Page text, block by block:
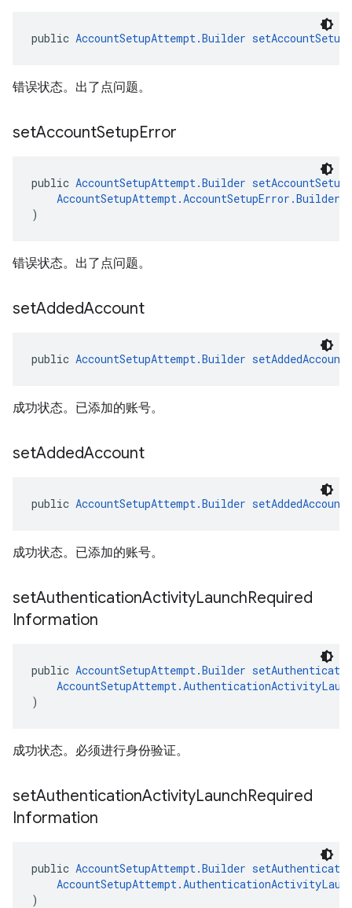
public AccountSetupAttempt.Builder
错误状态。出了点问题。
setAccountSetupError
public AccountSetupAttempt.Builder
AccountSetupAttempt.AccountSetupError.Builder
)
错误状态。出了点问题。
setAddedAccount
public AccountSetupAttempt.Builder setAddedAccount
成功状态。已添加的账号。
setAddedAccount
public AccountSetupAttempt.Builder setAddedAccount
成功状态。已添加的账号。
setAuthenticationActivityLaunchRequired
Information
public AccountSetupAttempt.Builder
)
成功状态。必须进行身份验证。
setAuthenticationActivityLaunchRequired
Information
public AccountSetupAttempt.Builder
)